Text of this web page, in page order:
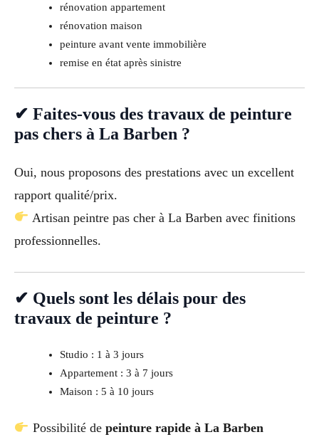
rénovation appartement
rénovation maison
peinture avant vente immobilière
remise en état après sinistre
✔ Faites-vous des travaux de peinture
pas chers à La Barben ?
Oui, nous proposons des prestations avec un excellent
rapport qualité/prix.
Artisan peintre pas cher à La Barben avec finitions
professionnelles.
✔ Quels sont les délais pour des
travaux de peinture ?
Studio : 1 à 3 jours
Appartement : 3 à 7 jours
Maison : 5 à 10 jours
Possibilité de peinture rapide à La Barben